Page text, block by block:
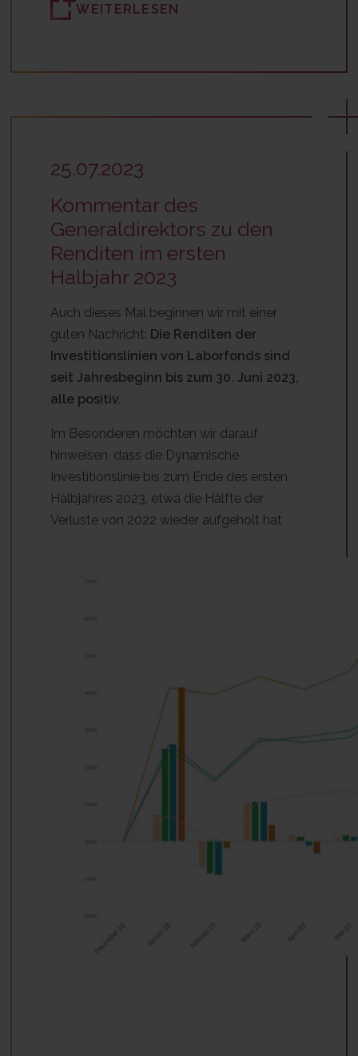
WEITERLESEN
25.07.2023
Kommentar des
Generaldirektors zu den
Renditen im ersten
Halbjahr 2023
Auch dieses Mal beginnen wir mit einer
guten Nachricht: Die Renditen der
Investitionslinien von Laborfonds sind
seit Jahresbeginn bis zum 30. Juni 2023,
alle positiv.
Im Besonderen möchten wir darauf
hinweisen, dass die Dynamische
Investitionslinie bis zum Ende des ersten
Halbjahres 2023, etwa die Hälfte der
Verluste von 2022 wieder aufgeholt hat